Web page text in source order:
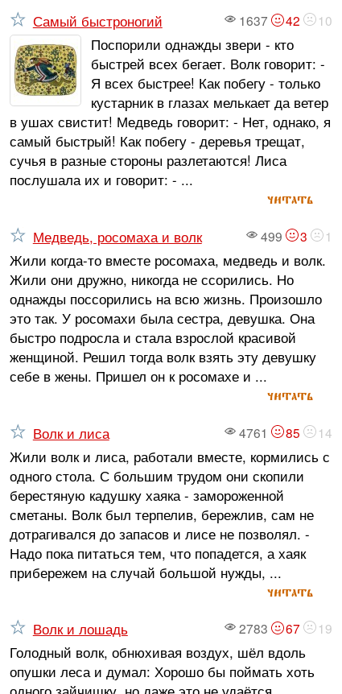
1637 42 10
Самый быстроногий
Поспорили однажды звери - кто
быстрей всех бегает. Волк говорит: -
Я всех быстрее! Как побегу - только
кустарник в глазах мелькает да ветер
в ушах свистит! Медведь говорит: - Нет, однако, я
самый быстрый! Как побегу - деревья трещат,
сучья в разные стороны разлетаются! Лиса
послушала их и говорит: - ...
читать
499 3 1
Медведь, росомаха и волк
Жили когда-то вместе росомаха, медведь и волк.
Жили они дружно, никогда не ссорились. Но
однажды поссорились на всю жизнь. Произошло
это так. У росомахи была сестра, девушка. Она
быстро подросла и стала взрослой красивой
женщиной. Решил тогда волк взять эту девушку
себе в жены. Пришел он к росомахе и ...
читать
4761 85 14
Волк и лиса
Жили волк и лиса, работали вместе, кормились с
одного стола. С большим трудом они скопили
берестяную кадушку хаяка - замороженной
сметаны. Волк был терпелив, бережлив, сам не
дотрагивался до запасов и лисе не позволял. -
Надо пока питаться тем, что попадется, а хаяк
прибережем на случай большой нужды, ...
читать
2783 67 19
Волк и лошадь
Голодный волк, обнюхивая воздух, шёл вдоль
опушки леса и думал: Хорошо бы поймать хоть